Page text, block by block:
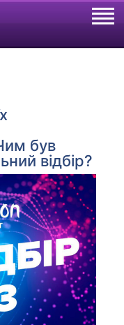
був
відбір?